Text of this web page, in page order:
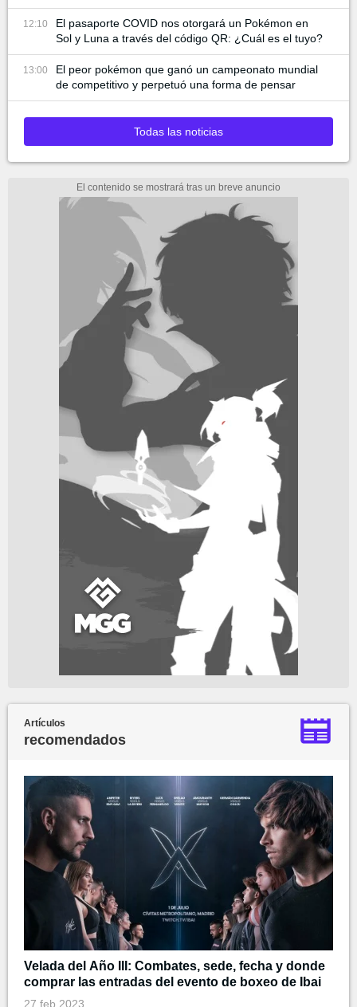
12:10
El pasaporte COVID nos otorgará un Pokémon en
Sol y Luna a través del código QR: ¿Cuál es el tuyo?
13:00
El peor pokémon que ganó un campeonato mundial
de competitivo y perpetuó una forma de pensar
Todas las noticias
Artículos
recomendados
Velada del Año III: Combates, sede, fecha y donde
comprar las entradas del evento de boxeo de Ibai
27 feb 2023